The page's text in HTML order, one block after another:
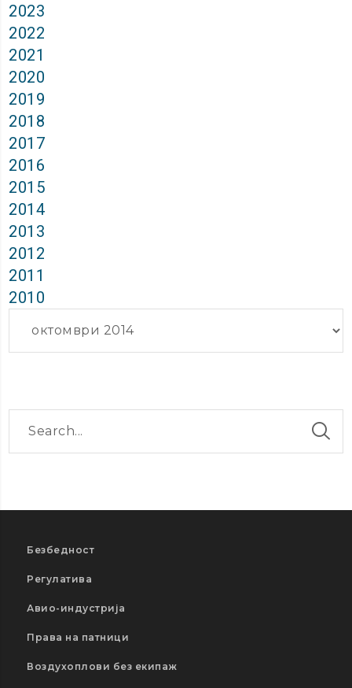
2023
2022
2021
2020
2019
2018
2017
2016
2015
2014
2013
2012
2011
2010
Безбедност
Регулатива
Авио-индустрија
Права на патници
Воздухоплови без екипаж